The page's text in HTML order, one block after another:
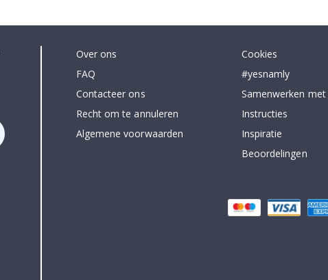
Over ons
FAQ
Contacteer ons
Recht om te annuleren
Algemene voorwaarden
Cookies
#yesnamly
Samenwerken met
Instructies
Inspiratie
Beoordelingen